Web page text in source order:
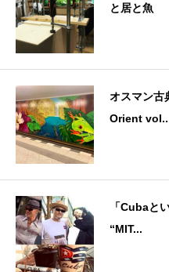
と居と魚
オスマン
Orient
「Cubaと
“MIT...